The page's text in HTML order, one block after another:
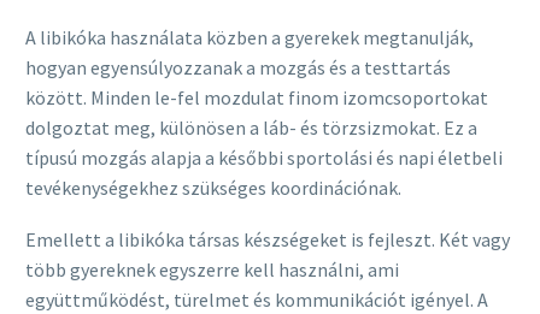
A libikóka használata közben a gyerekek megtanulják,
hogyan egyensúlyozzanak a mozgás és a testtartás
között. Minden le-fel mozdulat finom izomcsoportokat
dolgoztat meg, különösen a láb- és törzsizmokat. Ez a
típusú mozgás alapja a későbbi sportolási és napi életbeli
tevékenységekhez szükséges koordinációnak.
Emellett a libikóka társas készségeket is fejleszt. Két vagy
több gyereknek egyszerre kell használni, ami
együttműködést, türelmet és kommunikációt igényel. A